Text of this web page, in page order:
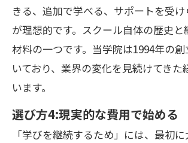
きる、追加で学べる、サポートを受
が理想的です。スクール自体の歴史と
材料の一つです。当学院は1994年の
いており、業界の変化を見続けてきた
います。
選び方4:現実的な費用で始める
「学びを継続するため」には、最初